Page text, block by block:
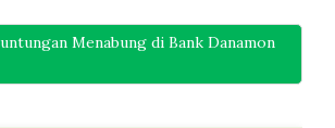
Menabung di Bank Danamon